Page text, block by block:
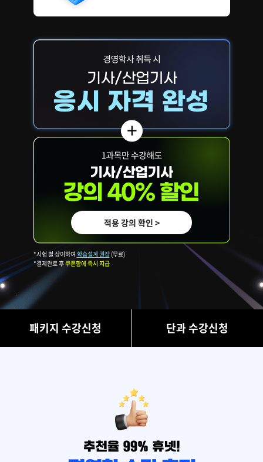
적용 강의 확인 >
*시험 별 상이하여 학습설계 권장(무료)
*결제완료 후쿠폰함에 즉시 지급
패키지 수강신청 단과 수강신청